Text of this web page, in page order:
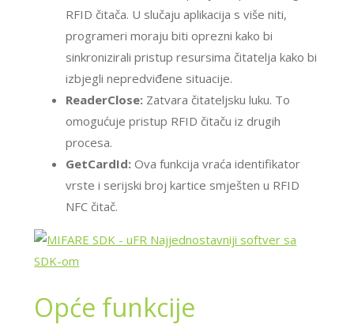
RFID čitača. U slučaju aplikacija s više niti,
programeri moraju biti oprezni kako bi
sinkronizirali pristup resursima čitatelja kako bi
izbjegli nepredviđene situacije.
ReaderClose: Zatvara čitateljsku luku. To
omogućuje pristup RFID čitaču iz drugih
procesa.
GetCardId: Ova funkcija vraća identifikator
vrste i serijski broj kartice smješten u RFID
NFC čitač.
Opće funkcije